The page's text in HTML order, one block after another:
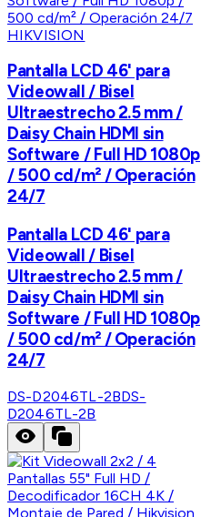
HIKVISION
Pantalla LCD 46' para
Videowall / Bisel
Ultraestrecho 2.5 mm /
Daisy Chain HDMI sin
Software / Full HD 1080p
/ 500 cd/m² / Operación
24/7
Pantalla LCD 46' para
Videowall / Bisel
Ultraestrecho 2.5 mm /
Daisy Chain HDMI sin
Software / Full HD 1080p
/ 500 cd/m² / Operación
24/7
DS-D2046TL-2BDS-
D2046TL-2B